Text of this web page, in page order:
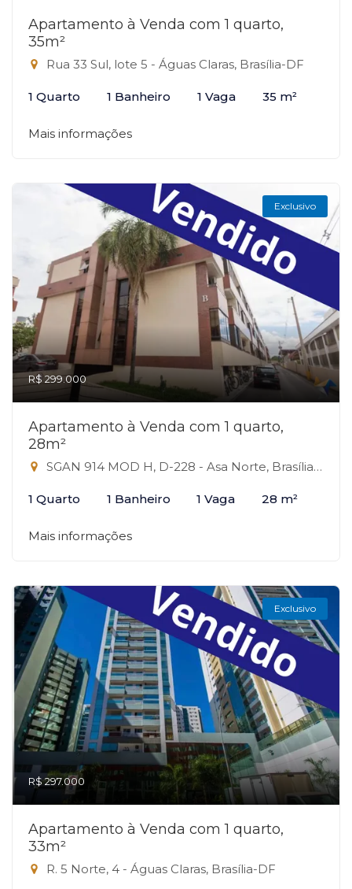
Apartamento à Venda com 1 quarto,
35m²
Rua 33 Sul, lote 5 - Águas Claras, Brasília-DF
1 Quarto 1 Banheiro 1 Vaga 35 m²
Mais informações
Exclusivo
R$ 299.000
Apartamento à Venda com 1 quarto,
28m²
SGAN 914 MOD H, D-228 - Asa Norte, Brasília-DF
1 Quarto 1 Banheiro 1 Vaga 28 m²
Mais informações
Exclusivo
R$ 297.000
Apartamento à Venda com 1 quarto,
33m²
R. 5 Norte, 4 - Águas Claras, Brasília-DF